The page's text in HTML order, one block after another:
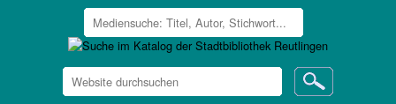
Website
durchsuchen